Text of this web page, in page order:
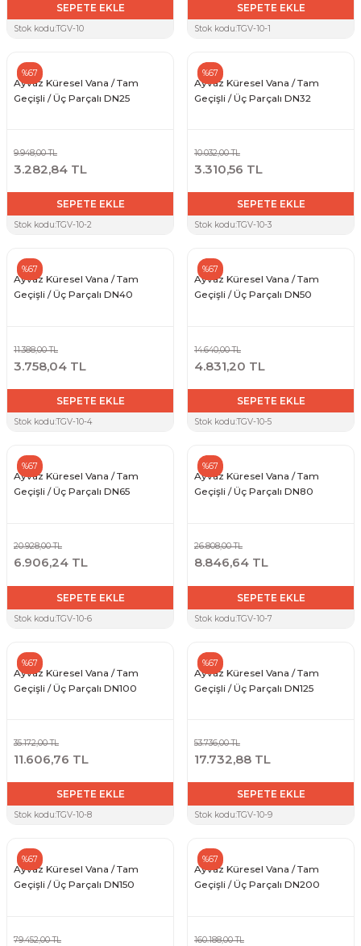
Termo Çekvalf
Vana
VANA
SEPETE EKLE
Stok kodu:TGV-10
SEPETE EKLE
Stok kodu:TGV-10-1
Ayvaz Küresel Vana / Tam
Geçişli / Üç Parçalı DN25
%67
9.948,00 TL
3.282,84 TL
SEPETE EKLE
Stok kodu:TGV-10-2
Ayvaz Küresel Vana / Tam
Geçişli / Üç Parçalı DN32
%67
10.032,00 TL
3.310,56 TL
SEPETE EKLE
Stok kodu:TGV-10-3
Ayvaz Küresel Vana / Tam
Geçişli / Üç Parçalı DN40
%67
11.388,00 TL
3.758,04 TL
SEPETE EKLE
Stok kodu:TGV-10-4
Ayvaz Küresel Vana / Tam
Geçişli / Üç Parçalı DN50
%67
14.640,00 TL
4.831,20 TL
SEPETE EKLE
Stok kodu:TGV-10-5
Ayvaz Küresel Vana / Tam
Geçişli / Üç Parçalı DN65
%67
20.928,00 TL
6.906,24 TL
SEPETE EKLE
Stok kodu:TGV-10-6
Ayvaz Küresel Vana / Tam
Geçişli / Üç Parçalı DN80
%67
26.808,00 TL
8.846,64 TL
SEPETE EKLE
Stok kodu:TGV-10-7
Ayvaz Küresel Vana / Tam
Geçişli / Üç Parçalı DN100
%67
35.172,00 TL
11.606,76 TL
SEPETE EKLE
Stok kodu:TGV-10-8
Ayvaz Küresel Vana / Tam
Geçişli / Üç Parçalı DN125
%67
53.736,00 TL
17.732,88 TL
SEPETE EKLE
Stok kodu:TGV-10-9
Ayvaz Küresel Vana / Tam
Geçişli / Üç Parçalı DN150
%67
79.452,00 TL
Ayvaz Küresel Vana / Tam
Geçişli / Üç Parçalı DN200
%67
160.188,00 TL